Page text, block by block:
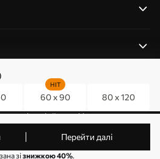
60 x 90
HIT
80 x 120
Перейти далі
зізнижкою 40%.
0800357223
дозволів на файли cookie
Усі права захищені. Власник:
Код ЄДРПОУ: 31780602.